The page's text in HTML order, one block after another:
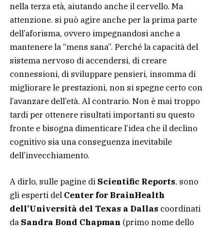
nella terza età, aiutando anche il cervello. Ma
attenzione. si può agire anche per la prima parte
dell’aforisma, ovvero impegnandosi anche a
mantenere la “mens sana”. Perché la capacità del
sistema nervoso di accendersi, di creare
connessioni, di sviluppare pensieri, insomma di
migliorare le prestazioni, non si spegne certo con
l’avanzare dell’età. Al contrario. Non è mai troppo
tardi per ottenere risultati importanti su questo
fronte e bisogna dimenticare l’idea che il declino
cognitivo sia una conseguenza inevitabile
dell’invecchiamento.
A dirlo, sulle pagine di Scientific Reports, sono
gli esperti del Center for BrainHealth
dell’Università del Texas a Dallas coordinati
da Sandra Bond Chapman (primo nome dello